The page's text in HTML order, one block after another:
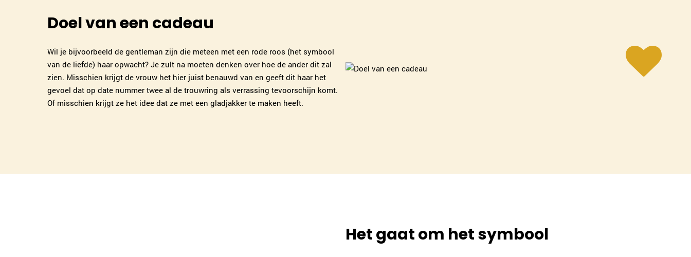
Doel van een cadeau
Wil je bijvoorbeeld de gentleman zijn die meteen met een rode roos (het symbool
van de liefde) haar opwacht? Je zult na moeten denken over hoe de ander dit zal
zien. Misschien krijgt de vrouw het hier juist benauwd van en geeft dit haar het
gevoel dat op date nummer twee al de trouwring als verrassing tevoorschijn komt.
Of misschien krijgt ze het idee dat ze met een gladjakker te maken heeft.
Het gaat om het symbool